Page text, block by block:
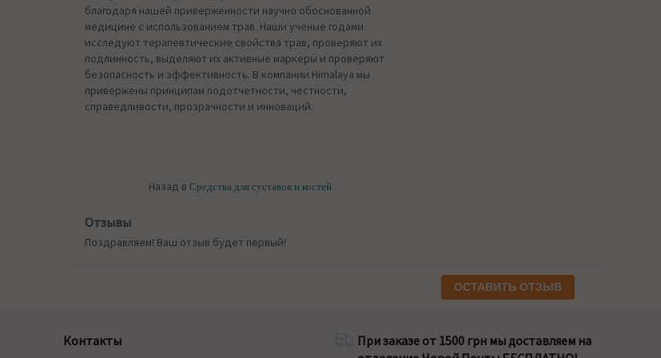
благодаря нашей приверженности научно обоснованной
медицине с использованием трав. Наши ученые годами
исследуют терапевтические свойства трав, проверяют их
подлинность, выделяют их активные маркеры и проверяют
безопасность и эффективность. В компании Himalaya мы
привержены принципам подотчетности, честности,
справедливости, прозрачности и инноваций.
Назад в Средства для суставов и костей
Отзывы
Поздравляем! Ваш отзыв будет первый!
ОСТАВИТЬ ОТЗЫВ
Контакты
При заказе от 1500 грн мы доставляем на